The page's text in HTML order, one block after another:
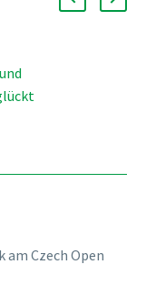
am Czech Open